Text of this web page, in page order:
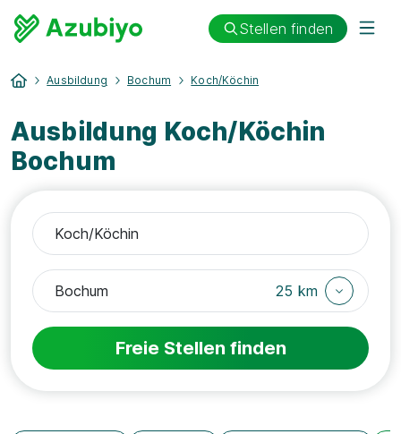
Stellen finden
Ausbildung Bochum Koch/Köchin
Ausbildung Koch/Köchin
Bochum
25 km
Freie Stellen finden